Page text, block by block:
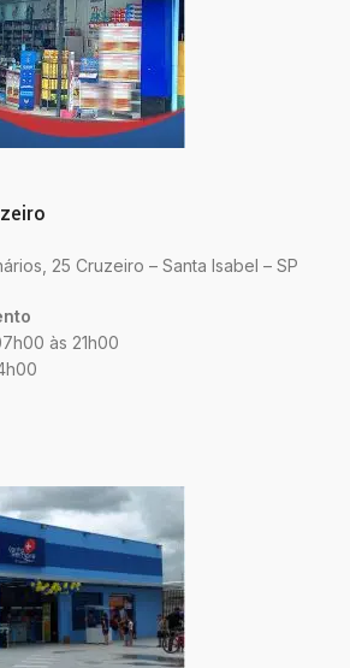
25 Cruzeiro – Santa Isabel – SP
às 21h00